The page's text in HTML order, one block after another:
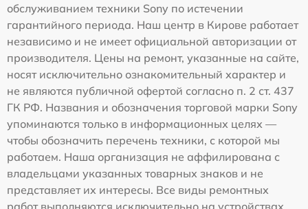
обслуживанием техники Sony по истечении
гарантийного периода. Наш центр в Кирове работает
независимо и не имеет официальной авторизации от
производителя. Цены на ремонт, указанные на сайте,
носят исключительно ознакомительный характер и
не являются публичной офертой согласно п. 2 ст. 437
ГК РФ. Названия и обозначения торговой марки Sony
упоминаются только в информационных целях —
чтобы обозначить перечень техники, с которой мы
работаем. Наша организация не аффилирована с
владельцами указанных товарных знаков и не
представляет их интересы. Все виды ремонтных